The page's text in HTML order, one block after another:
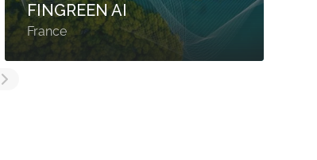
FINGREEN AI
France